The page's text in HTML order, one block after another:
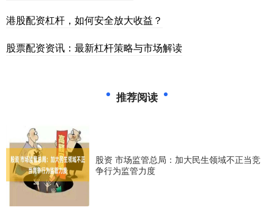
港股配资杠杆，如何安全放大收益？
股票配资资讯：最新杠杆策略与市场解读
推荐阅读
股资 市场监管总局：加大民生领域不正当竞
争行为监管力度